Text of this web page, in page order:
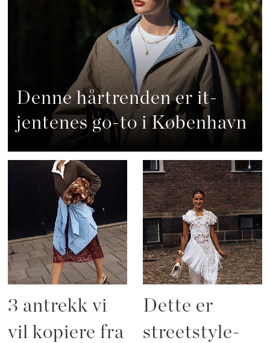
Denne hårtrenden er it-
jentenes go-to i København
3 antrekk vi
vil kopiere fra
Dette er
streetstyle-